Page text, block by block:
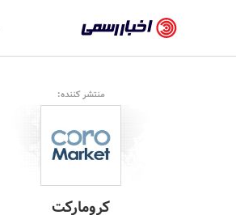
رسمی
-
اخبار
تایید
شده
شرکت‌ها،
منتشر کننده:
کرومارکت